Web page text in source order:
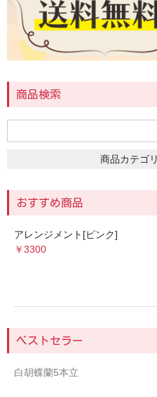
レッド
ピンク
イエロー・オレンジ
ホワイト
スタイル
花束(ブーケ)
スタンド
供養・葬儀
商品検索
商品カテゴ
おすすめ商品
アレンジメント[ピンク]
￥3300
ベストセラー
白胡蝶蘭5本立